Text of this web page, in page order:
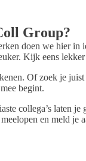
Group?
doen we hier
Kijk eens
Of zoek je
begint.
collega’s
en meld je